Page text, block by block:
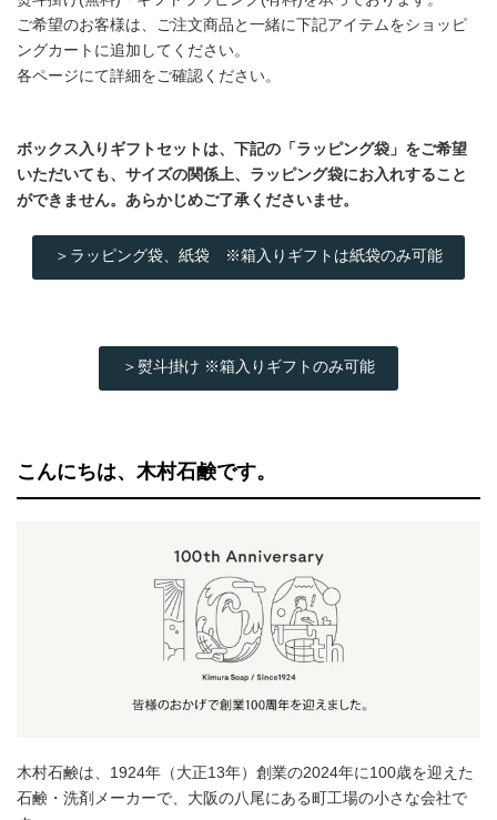
ご希望のお客様は、ご注文商品と一緒に下記アイテムをショッピ
ングカートに追加してください。
各ページにて詳細をご確認ください。
ボックス入りギフトセットは、下記の「ラッピング袋」をご希望
いただいても、サイズの関係上、ラッピング袋にお入れすること
ができません。あらかじめご了承くださいませ。
＞ラッピング袋、紙袋 ※箱入りギフトは紙袋のみ可能
＞熨斗掛け ※箱入りギフトのみ可能
こんにちは、木村石鹸です。
木村石鹸は、1924年（大正13年）創業の2024年に100歳を迎えた
石鹸・洗剤メーカーで、大阪の八尾にある町工場の小さな会社で